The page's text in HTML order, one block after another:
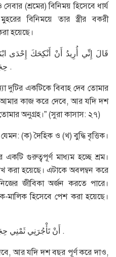
(শ্রমের) বিনিময় হিসেবে ধার্য
বিনিময়ে তার স্ত্রীর বকরী
হয়েছে।
قَالَ إِنِّي أُرِيدُ أَنْ أَنْكِحَكَ إِحْدَى
حِجَجٍ فَإِنْ أَتْمَمْتَ عَشْرًا فَمِنْ عِنْدِكَ .
দুটির একটিকে বিবাহ দেব তোমার
কাজ করে দেবে, আর যদি দশ
অনুগ্রহ।” (সুরা কাসাস: ২৭)
(ক) দৈহিক ও (খ) বুদ্ধি বৃত্তিক।
গুরুত্বপূর্ণ মাধ্যম হচ্ছে শ্রম।
করা হয়েছে। এটাকে অবলম্বন করে
জীবিকা অর্জন করতে পারে।
হিসেবে পেশ করা হয়েছে।
أَنْ تَأْجُرَنِي ثَمْنِي حِجَجٍ فَإِنْ أَتْمَمْتَ عَشْرًا فَمِنْ عِنْدِكَ .
আর যদি দশ বছর পূর্ণ করে দাও,